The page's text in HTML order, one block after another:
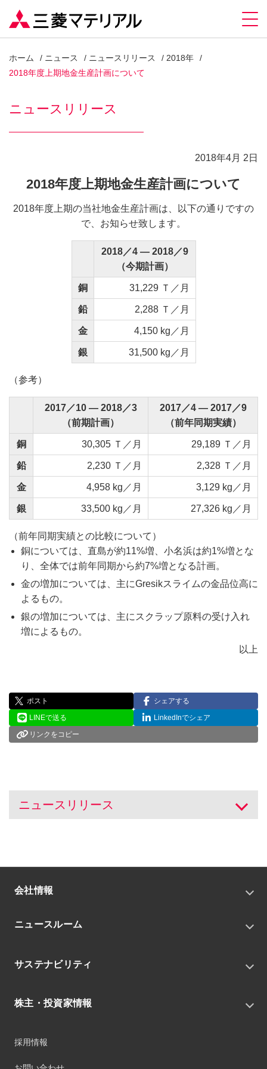
ホーム ニュース ニュースリリース
2018年
2018年度上期地金生産計画について
ニュースリリース
2018年4月 2日
2018年度上期地金生産計画について
2018年度上期の当社地金生産計画は、以下の通りですの
で、お知らせ致します。
2018／4 ― 2018／9
（今期計画）
銅 31,229 Ｔ／月
鉛 2,288 Ｔ／月
金 4,150 kg／月
銀 31,500 kg／月
（参考）
2017／10 ― 2018／3
（前期計画）
2017／4 ― 2017／9
（前年同期実績）
銅 30,305 Ｔ／月 29,189 Ｔ／月
鉛 2,230 Ｔ／月 2,328 Ｔ／月
金 4,958 kg／月 3,129 kg／月
銀 33,500 kg／月 27,326 kg／月
（前年同期実績との比較について）
銅については、直島が約11%増、小名浜は約1%増とな
り、全体では前年同期から約7%増となる計画。
金の増加については、主にGresikスライムの金品位高に
よるもの。
銀の増加については、主にスクラップ原料の受け入れ
増によるもの。
以上
ポスト
シェアする
LINEで送る
LinkedInでシェア
リンクをコピー
ニュースリリース 開く
会社情報
会社概要
中期経営戦略
役員
事業
ニュースルーム
トピックス
IRニュース
サステナビリティ
環境
ガバナンス
株主・投資家情報
財務ハイライト
採用情報